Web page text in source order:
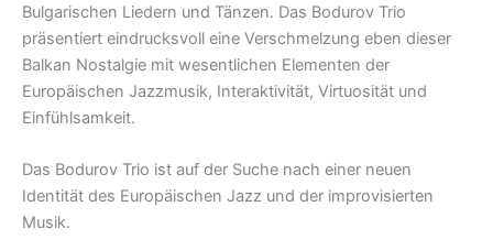
Bulgarischen Liedern und Tänzen. Das Bodurov Trio
präsentiert eindrucksvoll eine Verschmelzung eben dieser
Balkan Nostalgie mit wesentlichen Elementen der
Europäischen Jazzmusik, Interaktivität, Virtuosität und
Einfühlsamkeit.
Das Bodurov Trio ist auf der Suche nach einer neuen
Identität des Europäischen Jazz und der improvisierten
Musik.